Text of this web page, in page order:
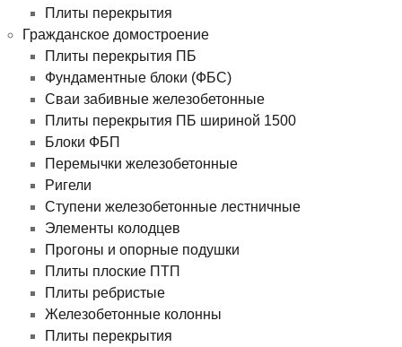
Плиты перекрытия
Гражданское домостроение
Плиты перекрытия ПБ
Фундаментные блоки (ФБС)
Сваи забивные железобетонные
Плиты перекрытия ПБ шириной 1500
Блоки ФБП
Перемычки железобетонные
Ригели
Ступени железобетонные лестничные
Элементы колодцев
Прогоны и опорные подушки
Плиты плоские ПТП
Плиты ребристые
Железобетонные колонны
Плиты перекрытия